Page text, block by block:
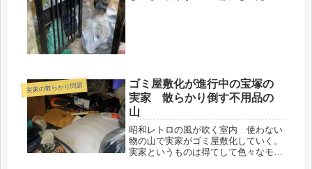
実家の散らかり問題
ゴミ屋敷化が進行中の宝塚の
実家 散らかり倒す不用品の
山
昭和レトロの風が吹く室内 使わない
物の山で実家がゴミ屋敷化していく。
実家というものは得てして色々なモノ